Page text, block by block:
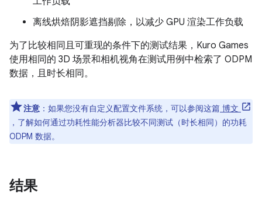
离线烘焙阴影遮挡剔除，以减少 GPU 渲染工作负载
为了比较相同且可重现的条件下的测试结果，Kuro Games
使用相同的 3D 场景和相机视角在测试用例中检索了 ODPM
数据，且时长相同。
注意 ：如果您没有自定义配置文件系统，可以参阅这篇 博文
，了解如何通过功耗性能分析器比较不同测试（时长相同）的功耗
ODPM 数据。
结果